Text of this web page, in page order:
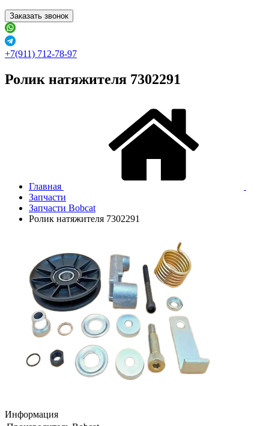
Заказать звонок
+7(911) 712-78-97
Ролик натяжителя 7302291
Главная
Запчасти
Запчасти Bobcat
Ролик натяжителя 7302291
Информация